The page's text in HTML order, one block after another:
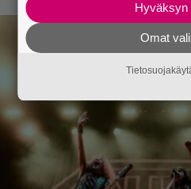
Hyväksyn
Omat